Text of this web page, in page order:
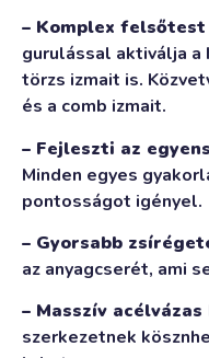
– Komplex felsőtest
gurulással aktiválja a
törzs izmait is.
és a comb izmait.
– Fejleszti az
Minden egyes
pontosságot igényel.
– Gyorsabb
az anyagcserét, ami
– Masszív
szerkezetnek